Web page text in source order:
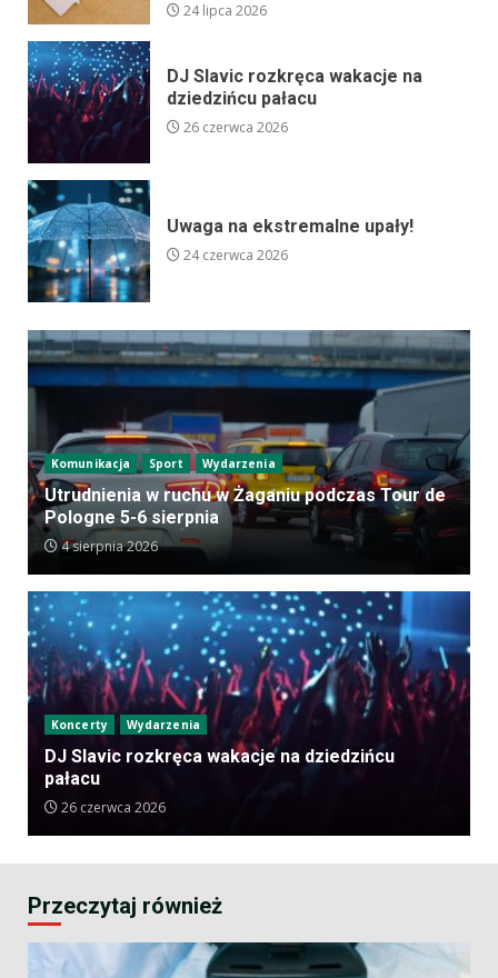
24 lipca 2026
DJ Slavic rozkręca wakacje na
dziedzińcu pałacu
26 czerwca 2026
Uwaga na ekstremalne upały!
24 czerwca 2026
Komunikacja Sport Wydarzenia
Utrudnienia w ruchu w Żaganiu podczas Tour de
Pologne 5-6 sierpnia
4 sierpnia 2026
Koncerty Wydarzenia
DJ Slavic rozkręca wakacje na dziedzińcu
pałacu
26 czerwca 2026
Przeczytaj również